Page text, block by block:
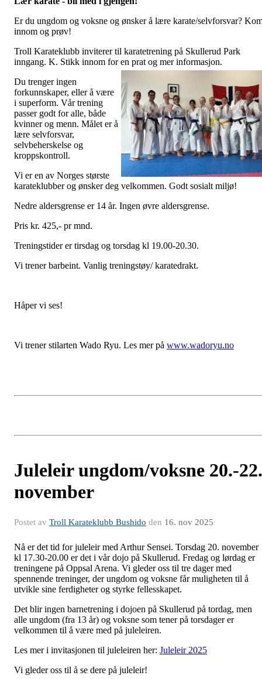
Er du ungdom og voksne og ønsker å lære karate/selvforsvar?
innom og prøv!
Troll Karateklubb inviterer til karatetrening på Skullerud Park
inngang. K. Stikk innom for en prat og mer informasjon.
Du trenger ingen
forkunnskaper, eller å være
i superform. Vår trening
passer godt for alle, både
kvinner og menn. Målet er å
lære selvforsvar,
selvbeherskelse og
kroppskontroll.
Vi er en av Norges største
karateklubber og ønsker deg velkommen. Godt sosialt miljø!
Nedre aldersgrense er 14 år. Ingen øvre aldersgrense.
Pris kr. 425,- pr mnd.
Treningstider er tirsdag og torsdag kl 19.00-20.30.
Vi trener barbeint. Vanlig treningstøy/ karatedrakt.
Håper vi ses!
Vi trener stilarten Wado Ryu. Les mer på www.wadoryu.no
Juleleir ungdom/voksne 20.-22.
november
Postet av Troll Karateklubb Bushido den 16. nov 2025
Nå er det tid for juleleir med Arthur Sensei. Torsdag 20. november
kl 17.30-20.00 er det i vår dojo på Skullerud. Fredag og lørdag er
treningene på Oppsal Arena. Vi gleder oss til tre dager med
spennende treninger, der ungdom og voksne får muligheten til å
utvikle sine ferdigheter og styrke fellesskapet.
Det blir ingen barnetrening i dojoen på Skullerud på tordag, men
alle ungdom (fra 13 år) og voksne som tener på torsdager er
velkommen til å være med på juleleiren.
Les mer i invitasjonen til juleleiren her: Juleleir 2025
Vi gleder oss til å se dere på juleleir!